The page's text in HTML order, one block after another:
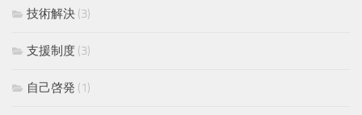
技術解決 (3)
支援制度 (3)
自己啓発 (1)